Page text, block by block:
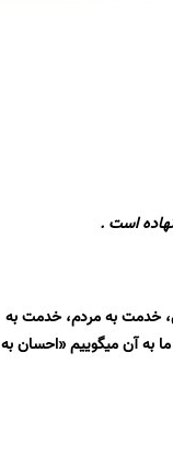
است .
خدمت به مردم، خدمت به
به آن میگوییم «احسان به